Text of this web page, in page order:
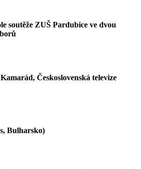
soutěže ZUŠ Pardubice ve dvou
Československá televize
Bulharsko)